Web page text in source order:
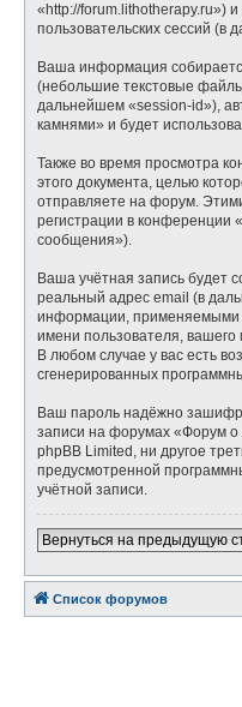
«http://forum.lithotherapy.ru»)
пользовательских сессий
Ваша информация
(небольшие текстовые
дальнейшем «session-id»),
камнями» и будет
Также во время просмотра
этого документа, целью
отправляете на форум.
регистрации в конференции
сообщения»).
Ваша учётная запись будет
реальный адрес email (в
информации, применяемыми
имени пользователя,
В любом случае у вас есть
сгенерированных
Ваш пароль надёжно
записи на форумах «Форум о
phpBB Limited, ни другое
предусмотренной
учётной записи.
Вернуться на предыдущую
Список форумов